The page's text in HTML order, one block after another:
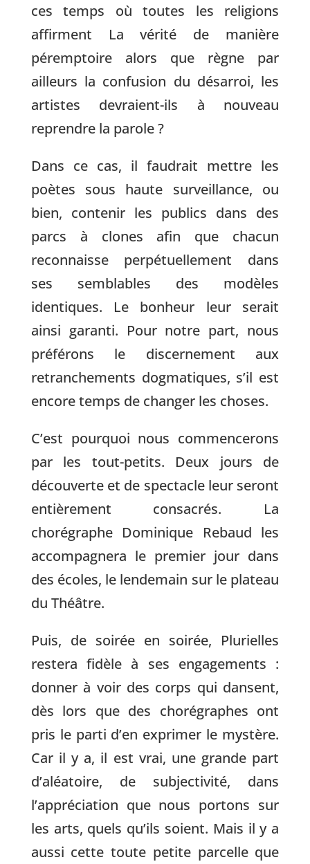
ces temps où toutes les religions
affirment La vérité de manière
péremptoire alors que règne par
ailleurs la confusion du désarroi, les
artistes devraient-ils à nouveau
reprendre la parole ?
Dans ce cas, il faudrait mettre les
poètes sous haute surveillance, ou
bien, contenir les publics dans des
parcs à clones afin que chacun
reconnaisse perpétuellement dans
ses semblables des modèles
identiques. Le bonheur leur serait
ainsi garanti. Pour notre part, nous
préférons le discernement aux
retranchements dogmatiques, s’il est
encore temps de changer les choses.
C’est pourquoi nous commencerons
par les tout-petits. Deux jours de
découverte et de spectacle leur seront
entièrement consacrés. La
chorégraphe Dominique Rebaud les
accompagnera le premier jour dans
des écoles, le lendemain sur le plateau
du Théâtre.
Puis, de soirée en soirée, Plurielles
restera fidèle à ses engagements :
donner à voir des corps qui dansent,
dès lors que des chorégraphes ont
pris le parti d’en exprimer le mystère.
Car il y a, il est vrai, une grande part
d’aléatoire, de subjectivité, dans
l’appréciation que nous portons sur
les arts, quels qu’ils soient. Mais il y a
aussi cette toute petite parcelle que